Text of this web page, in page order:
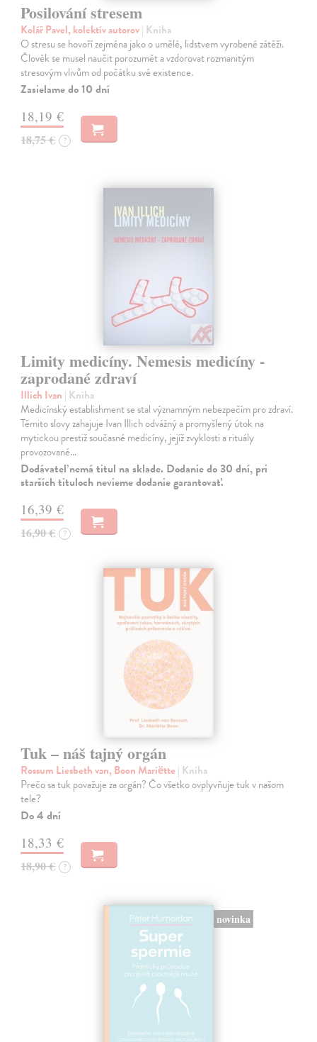
Posilování stresem
Kolář Pavel, kolektív autorov| Kniha
O stresu se hovoří zejména jako o umělé, lidstvem vyrobené zátěži.
Člověk se musel naučit porozumět a vzdorovat rozmanitým
stresovým vlivům od počátku své existence.
Zasielame do 10 dní
18,19 €
18,75 € ?
Limity medicíny. Nemesis medicíny -
zaprodané zdraví
Illich Ivan | Kniha
Medicínský establishment se stal významným nebezpečím pro zdraví.
Těmito slovy zahajuje Ivan Illich odvážný a promyšlený útok na
mytickou prestiž současné medicíny, jejíž zvyklosti a rituály
provozované…
Dodávateľ nemá titul na sklade. Dodanie do 30 dní, pri
starších tituloch nevieme dodanie garantovať.
16,39 €
16,90 € ?
Tuk – náš tajný orgán
Rossum Liesbeth van, Boon Mariëtte | Kniha
Prečo sa tuk považuje za orgán? Čo všetko ovplyvňuje tuk v našom
tele?
Do 4 dní
18,33 €
18,90 € ?
novinka